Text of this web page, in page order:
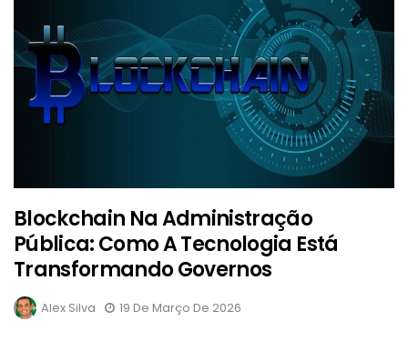
Blockchain Na Administração
Pública: Como A Tecnologia Está
Transformando Governos
Alex Silva 19 De Março De 2026